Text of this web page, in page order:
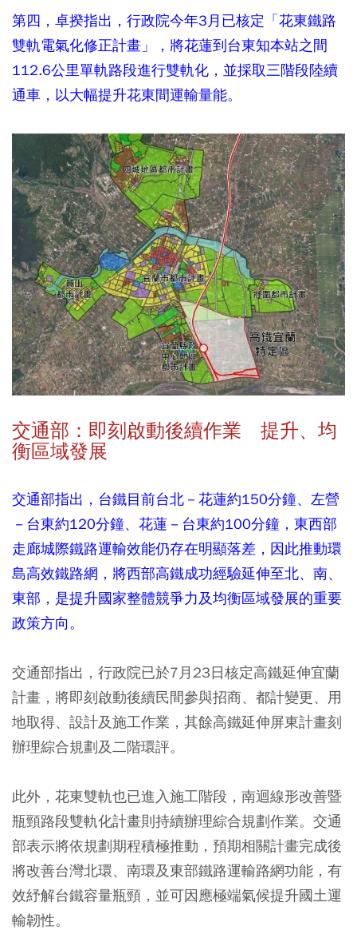
第四，卓揆指出，行政院今年3月已核定「花東鐵路
雙軌電氣化修正計畫」，將花蓮到台東知本站之間
112.6公里單軌路段進行雙軌化，並採取三階段陸續
通車，以大幅提升花東間運輸量能。
交通部：即刻啟動後續作業 提升、均
衡區域發展
交通部指出，台鐵目前台北－花蓮約150分鐘、左營
－台東約120分鐘、花蓮－台東約100分鐘，東西部
走廊城際鐵路運輸效能仍存在明顯落差，因此推動環
島高效鐵路網，將西部高鐵成功經驗延伸至北、南、
東部，是提升國家整體競爭力及均衡區域發展的重要
政策方向。
交通部指出，行政院已於7月23日核定高鐵延伸宜蘭
計畫，將即刻啟動後續民間參與招商、都計變更、用
地取得、設計及施工作業，其餘高鐵延伸屏東計畫刻
辦理綜合規劃及二階環評。
此外，花東雙軌也已進入施工階段，南迴線形改善暨
瓶頸路段雙軌化計畫則持續辦理綜合規劃作業。交通
部表示將依規劃期程積極推動，預期相關計畫完成後
將改善台灣北環、南環及東部鐵路運輸路網功能，有
效紓解台鐵容量瓶頸，並可因應極端氣候提升國土運
輸韌性。